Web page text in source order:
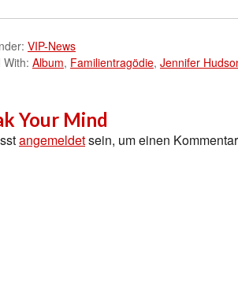
VIP-News
With: Album, Familientragödie, Jennifer
Your Mind
angemeldetsein, um einen